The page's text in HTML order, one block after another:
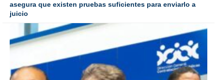
asegura que existen pruebas suficientes para enviarlo a
juicio